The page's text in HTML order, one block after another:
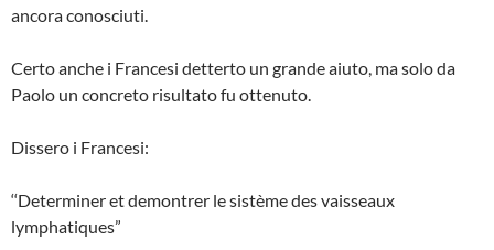
ancora conosciuti.
Certo anche i Francesi detterto un grande aiu­to, ma solo da
Paolo un concreto risultato fu ottenuto.
Dissero i Francesi:
‘‘Determiner et demontrer le sistème des vaisseaux
lymphatiques”